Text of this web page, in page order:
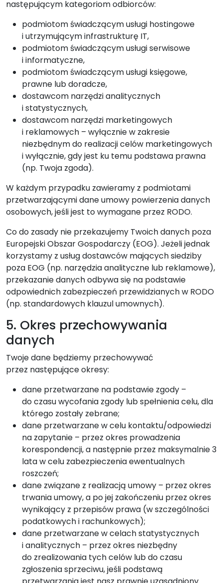
następującym kategoriom odbiorców:
podmiotom świadczącym usługi hostingowe
i utrzymującym infrastrukturę IT,
podmiotom świadczącym usługi serwisowe
i informatyczne,
podmiotom świadczącym usługi księgowe,
prawne lub doradcze,
dostawcom narzędzi analitycznych
i statystycznych,
dostawcom narzędzi marketingowych
i reklamowych – wyłącznie w zakresie
niezbędnym do realizacji celów marketingowych
i wyłącznie, gdy jest ku temu podstawa prawna
(np. Twoja zgoda).
W każdym przypadku zawieramy z podmiotami
przetwarzającymi dane umowy powierzenia danych
osobowych, jeśli jest to wymagane przez RODO.
Co do zasady nie przekazujemy Twoich danych poza
Europejski Obszar Gospodarczy (EOG). Jeżeli jednak
korzystamy z usług dostawców mających siedziby
poza EOG (np. narzędzia analityczne lub reklamowe),
przekazanie danych odbywa się na podstawie
odpowiednich zabezpieczeń przewidzianych w RODO
(np. standardowych klauzul umownych).
5. Okres przechowywania
danych
Twoje dane będziemy przechowywać
przez następujące okresy:
dane przetwarzane na podstawie zgody –
do czasu wycofania zgody lub spełnienia celu, dla
którego zostały zebrane;
dane przetwarzane w celu kontaktu/odpowiedzi
na zapytanie – przez okres prowadzenia
korespondencji, a następnie przez maksymalnie 3
lata w celu zabezpieczenia ewentualnych
roszczeń;
dane związane z realizacją umowy – przez okres
trwania umowy, a po jej zakończeniu przez okres
wynikający z przepisów prawa (w szczególności
podatkowych i rachunkowych);
dane przetwarzane w celach statystycznych
i analitycznych – przez okres niezbędny
do zrealizowania tych celów lub do czasu
zgłoszenia sprzeciwu, jeśli podstawą